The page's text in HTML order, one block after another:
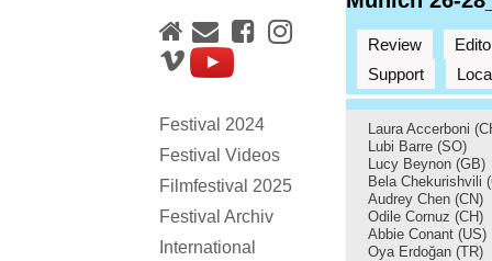
Festival 2024
Festival Videos
Filmfestival 2025
Festival Archiv
International
Review
Support
Laura Accerboni
Lubi Barre (SO)
Lucy Beynon (GB)
Bela Chekurishvili
Audrey Chen (CN)
Odile Cornuz (CH)
Abbie Conant (US)
Oya Erdoğan (TR)